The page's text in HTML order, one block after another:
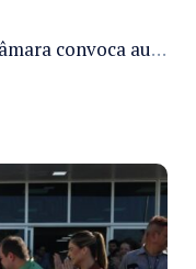
Comissão externa da Câmara convoca audiência pública sobre chuvas na Zona da Mata de Minas Gerais e impactos em Juiz de Fora